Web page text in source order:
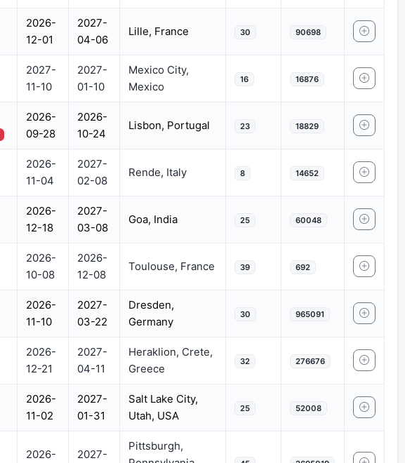
2026-
12-01
2027-
04-06
Lille, France 30 90698
2027-
11-10
2027-
01-10
Mexico City,
Mexico
16 16876
2026-
09-28
2026-
10-24
Lisbon, Portugal 23 18829
2026-
11-04
2027-
02-08
Rende, Italy 8 14652
2026-
12-18
2027-
03-08
Goa, India 25 60048
2026-
10-08
2026-
12-08
Toulouse, France 39 692
2026-
11-10
2027-
03-22
Dresden,
Germany
30 965091
2026-
12-21
2027-
04-11
Heraklion, Crete,
Greece
32 276676
2026-
11-02
2027-
01-31
Salt Lake City,
Utah, USA
25 52008
2026-
2027-
Pittsburgh,